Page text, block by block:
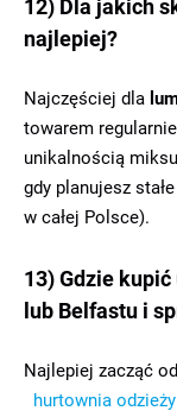
12) Dla jakich
najlepiej?
Najczęściej dla
towarem
unikalnością
gdy planujesz
w całej Polsce).
13) Gdzie
lub Belfastu i
Najlepiej zacząć
hurtownia